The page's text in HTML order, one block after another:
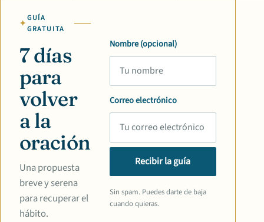
GUÍA
GRATUITA
7 días
para
volver
a la
oración
Una propuesta
breve y serena
para recuperar el
hábito.
Nombre (opcional)
Correo electrónico
Recibir la guía
Sin spam. Puedes darte de baja
cuando quieras.